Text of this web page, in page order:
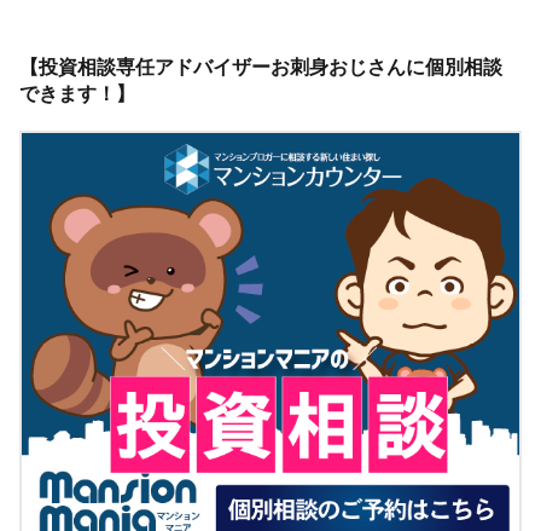
【投資相談専任アドバイザーお刺身おじさんに個別相談
できます！】